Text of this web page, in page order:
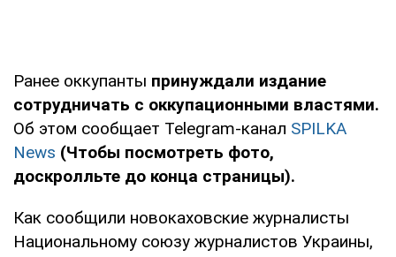
Ранее оккупанты принуждали издание
сотрудничать с оккупационными властями.
Об этом сообщает Telegram-канал SPILKA
News (Чтобы посмотреть фото,
доскролльте до конца страницы).
Как сообщили новокаховские журналисты
Национальному союзу журналистов Украины,